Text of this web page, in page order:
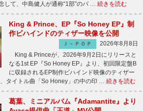
して、中島健人が通称“1部”のパ … 続きを読む
King & Prince、EP『So Honey EP』制
作ビハインドのティザー映像を公開
Ｊ－ＰＯＰ
2026年8月8日
King & Princeが、2026年9月2日にリリースと
なる1st EP『So Honey EP』より、初回限定盤B
に収録されるEP制作ビハインド映像のティザー
タイトル曲「So Honey」の中の印 … 続きを読む
葛葉、ミニアルバム『Adamantite』より